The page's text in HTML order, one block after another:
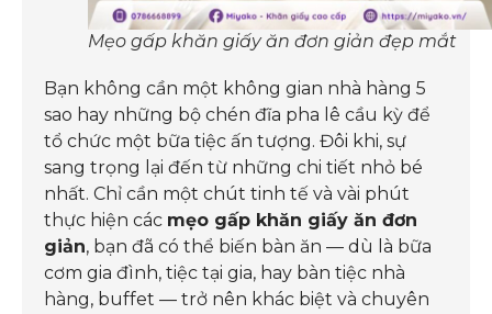
Mẹo gấp khăn giấy ăn đơn giản đẹp mắt
Bạn không cần một không gian nhà hàng 5
sao hay những bộ chén đĩa pha lê cầu kỳ để
tổ chức một bữa tiệc ấn tượng. Đôi khi, sự
sang trọng lại đến từ những chi tiết nhỏ bé
nhất. Chỉ cần một chút tinh tế và vài phút
thực hiện các mẹo gấp khăn giấy ăn đơn
giản, bạn đã có thể biến bàn ăn — dù là bữa
cơm gia đình, tiệc tại gia, hay bàn tiệc nhà
hàng, buffet — trở nên khác biệt và chuyên